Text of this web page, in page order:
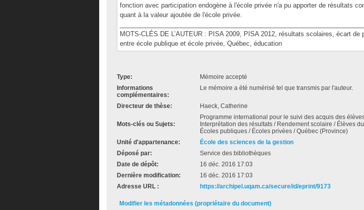
fonction avec participation endogène à l'école privée n'a pu apporter de résultats
quant à la valeur ajoutée de l'école privée.
MOTS-CLÉS DE L’AUTEUR : PISA 2009, PISA 2012, résultats scolaires, écart de
entre école publique et école privée, Québec, éducation
Type:
Mémoire accepté
Informations
complémentaires:
Le mémoire a été numérisé tel que transmis par l'auteur.
Directeur de thèse: Haeck, Catherine
Mots-clés ou Sujets:
Programme international pour le suivi des acquis des
Interprétation des résultats / Rendement scolaire / Élèves
Écoles publiques / Écoles privées / Québec (Province)
Unité d'appartenance:
École des sciences de la gestion
Déposé par:
Service des bibliothèques
Date de dépôt:
16 déc. 2016 17:03
Dernière modification:
16 déc. 2016 17:03
Adresse URL :
https://archipel.uqam.ca/secure/id/eprint/9173
Modifier les métadonnées (propriétaire du document)